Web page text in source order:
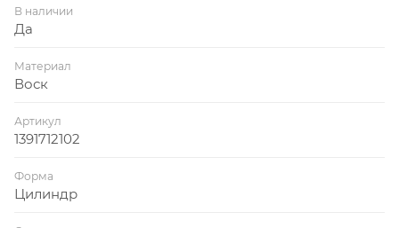
В наличии
Да
Материал
Воск
Артикул
1391712102
Форма
Цилиндр